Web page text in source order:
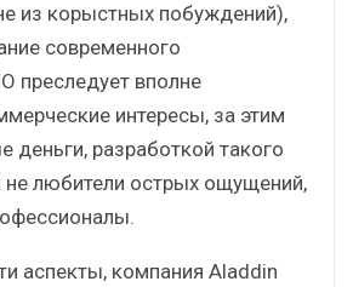
из корыстных побуждений),
современного
преследует вполне
интересы, за этим
деньги, разработкой такого
любители острых ощущений,
аспекты, компания Aladdin